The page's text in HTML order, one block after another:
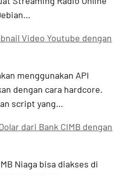
Video Youtube dengan
menggunakan API
dengan cara hardcore.
script yang…
dari Bank CIMB dengan
Niaga bisa diakses di